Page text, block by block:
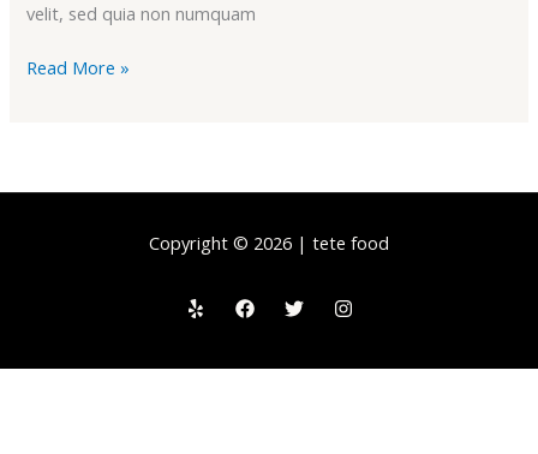
velit, sed quia non numquam
Read More »
Copyright © 2026 | tete food